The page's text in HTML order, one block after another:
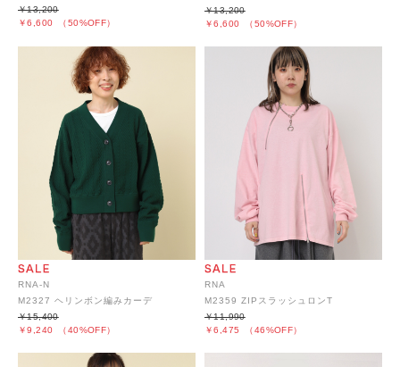
￥6,600 （50%OFF）
￥13,200
￥6,600 （50%OFF）
￥13,200
RNA-N
M2327 ヘリンボン編みカーデ
￥9,240 （40%OFF）
￥15,400
RNA
M2359 ZIPスラッシュロンT
￥6,475 （46%OFF）
￥11,990